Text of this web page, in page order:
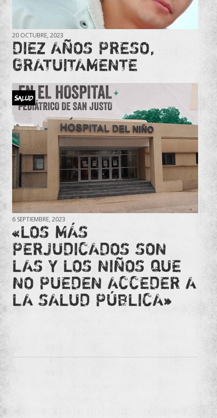
20 OCTUBRE, 2023
DIEZ AÑOS PRESO,
GRATUITAMENTE
Salud
6 SEPTIEMBRE, 2023
«LOS MÁS
PERJUDICADOS SON
LAS Y LOS NIÑOS QUE
NO PUEDEN ACCEDER A
LA SALUD PÚBLICA»